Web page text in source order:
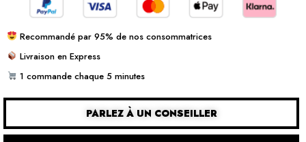
Recommandé par 95% de nos consommatrices
Livraison en Express
1 commande chaque 5 minutes
PARLEZ À UN CONSEILLER